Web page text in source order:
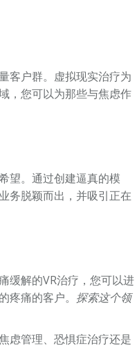
客户群。虚拟现实治疗为
，您可以为那些与焦虑作
望。通过创建逼真的模
务脱颖而出，并吸引正在
缓解的VR治疗，您可以进
痛的客户。 探索这个领
虑管理、恐惧症治疗还是